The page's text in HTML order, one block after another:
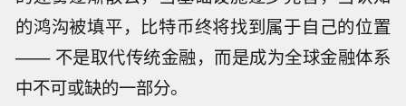
的鸿沟被填平，比特币终将找到属于自己的位置
—— 不是取代传统金融，而是成为全球金融体系
中不可或缺的一部分。
【陕西柞水泥石流灾害致3人遇难】今
天（8月8日）13时40分，陕西商洛柞水